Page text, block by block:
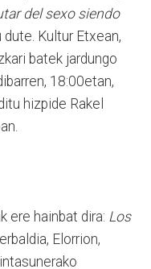
del sexo siendo
Kultur Etxean,
batek jardungo
18:00etan,
hizpide Rakel
ere hainbat dira: Los
Elorrion,